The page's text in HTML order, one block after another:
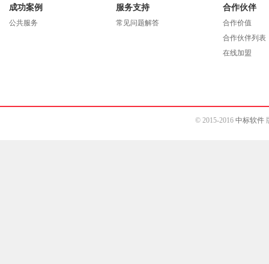
成功案例
公共服务
服务支持
常见问题解答
合作伙伴
合作价值
合作伙伴列表
在线加盟
© 2015-2016 中标软件